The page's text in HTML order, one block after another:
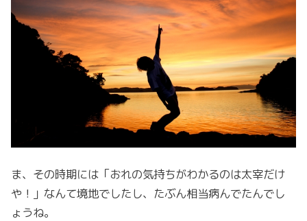
ま、その時期には「おれの気持ちがわかるのは太宰だけ
や！」なんて境地でしたし、たぶん相当病んでたんでし
ょうね。